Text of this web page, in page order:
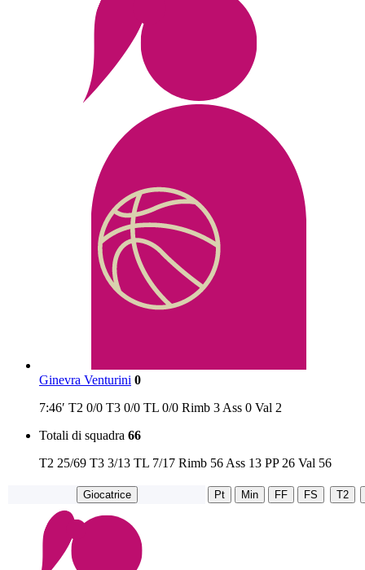
Ginevra Venturini 0
7:46′ T2 0/0 T3 0/0 TL 0/0 Rimb 3 Ass 0 Val 2
Totali di squadra 66
T2 25/69 T3 3/13 TL 7/17 Rimb 56 Ass 13 PP 26 Val 56
Giocatrice Pt Min FF FS T2